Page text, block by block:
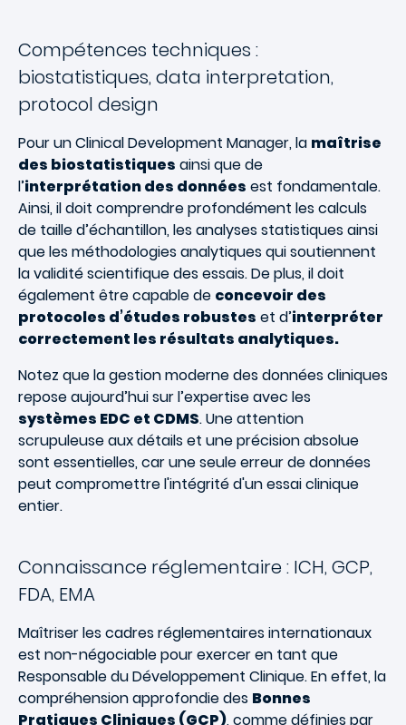
Compétences techniques :
biostatistiques, data interpretation,
protocol design
Pour un Clinical Development Manager, la maîtrise
des biostatistiques ainsi que de
l’interprétation des données est fondamentale.
Ainsi, il doit comprendre profondément les calculs
de taille d’échantillon, les analyses statistiques ainsi
que les méthodologies analytiques qui soutiennent
la validité scientifique des essais. De plus, il doit
également être capable de concevoir des
protocoles d’études robustes et d’interpréter
correctement les résultats analytiques.
Notez que la gestion moderne des données cliniques
repose aujourd’hui sur l’expertise avec les
systèmes EDC et CDMS. Une attention
scrupuleuse aux détails et une précision absolue
sont essentielles, car une seule erreur de données
peut compromettre l'intégrité d'un essai clinique
entier.
Connaissance réglementaire : ICH, GCP,
FDA, EMA
Maîtriser les cadres réglementaires internationaux
est non-négociable pour exercer en tant que
Responsable du Développement Clinique. En effet, la
compréhension approfondie des Bonnes
Pratiques Cliniques (GCP), comme définies par